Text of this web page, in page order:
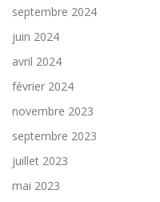
septembre 2024
juin 2024
avril 2024
février 2024
novembre 2023
septembre 2023
juillet 2023
mai 2023